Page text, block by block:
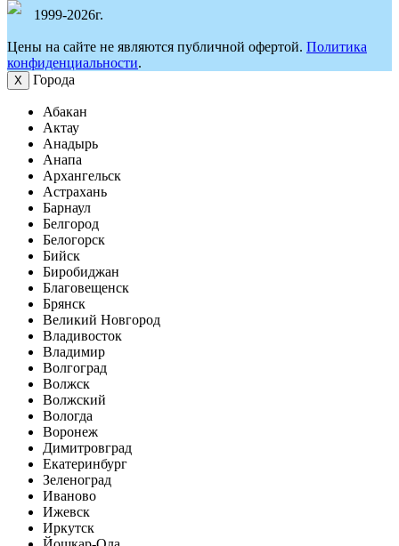
1999-2026г.
Цены на сайте не являются публичной офертой. Политика
конфиденциальности.
Х Города
Абакан
Актау
Анадырь
Анапа
Архангельск
Астрахань
Барнаул
Белгород
Белогорск
Бийск
Биробиджан
Благовещенск
Брянск
Великий Новгород
Владивосток
Владимир
Волгоград
Волжск
Волжский
Вологда
Воронеж
Димитровград
Екатеринбург
Зеленоград
Иваново
Ижевск
Иркутск